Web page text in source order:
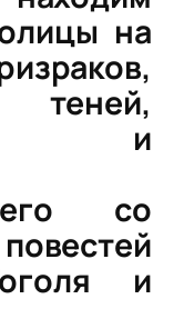
на
,
теней,
и
его
со
повестей
и